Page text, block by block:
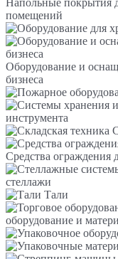
помещений
Оборудование и
бизнеса
инструмента
Средства ограждения
стеллажи
Тали
оборудование и